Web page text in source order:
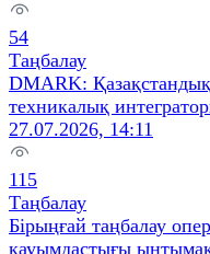
54
Таңбалау
DMARK:
техникалық
27.07.2026, 14:11
115
Таңбалау
Бірыңғай таңбалау
қауымдастығы